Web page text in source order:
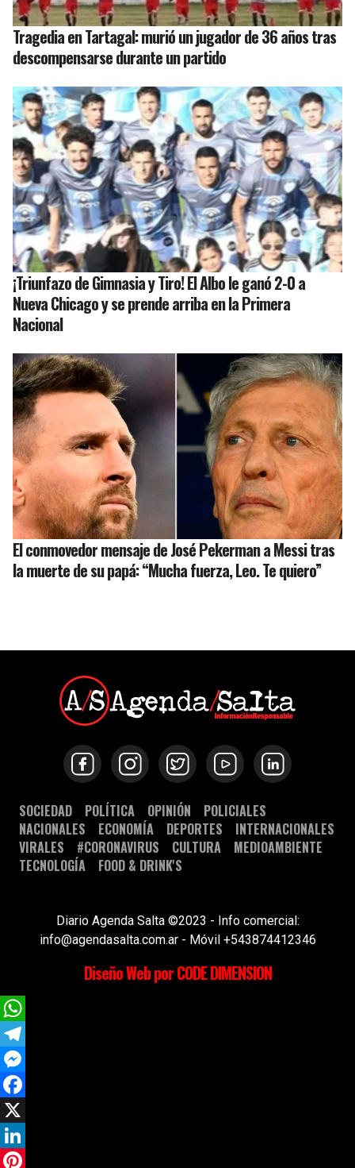
Tragedia en Tartagal: murió un jugador de 36 años tras
descompensarse durante un partido
¡Triunfazo de Gimnasia y Tiro! El Albo le ganó 2-0 a
Nueva Chicago y se prende arriba en la Primera
Nacional
El conmovedor mensaje de José Pekerman a Messi tras
la muerte de su papá: “Mucha fuerza, Leo. Te quiero”
SOCIEDAD POLÍTICA OPINIÓN
POLICIALES
NACIONALES
ECONOMÍA DEPORTES
INTERNACIONALES
VIRALES
#CORONAVIRUS CULTURA
MEDIOAMBIENTE
TECNOLOGÍA
FOOD & DRINK'S
Diario Agenda Salta ©2023 - Info comercial:
info@agendasalta.com.ar - Móvil +543874412346
Diseño Web por CODE DIMENSION
WhatsApp
Telegram
Messenger
Facebook
X
LinkedIn